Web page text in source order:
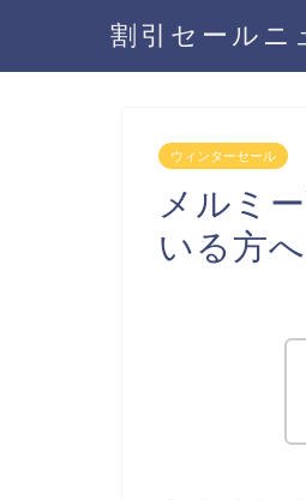
割引セールニ
ウィンターセール
メルミ
いる方へ